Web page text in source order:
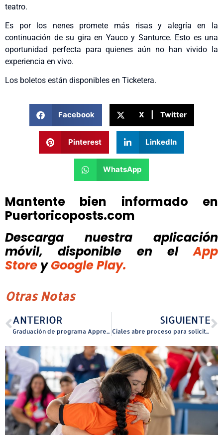
teatro.
Es por los nenes promete más risas y alegría en la
continuación de su gira en Yauco y Santurce. Esto es una
oportunidad perfecta para quienes aún no han vivido la
experiencia en vivo.
Los boletos están disponibles en Ticketera.
Facebook X | Twitter
Pinterest LinkedIn
WhatsApp
Mantente bien informado en
Puertoricoposts.com
Descarga nuestra aplicación
móvil, disponible
en el
App
Store y Google Play.
Otras Notas
ANTERIOR
Graduación de programa Apprenticeship fortalece fuerza laboral en Hotel El Conquistador en Fajardo
SIGUIENTE
Ciales abre proceso para solicitar cisternas